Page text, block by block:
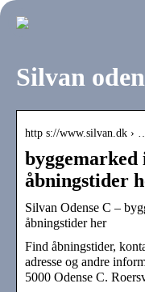
Silvan
http s://www.silvan.dk ›
byggemarked
åbningstider
Silvan Odense C –
åbningstider her
Find åbningstider,
adresse og andre
5000 Odense C.